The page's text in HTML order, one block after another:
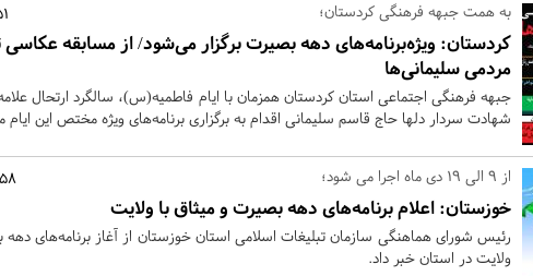
به همت جبهه فرهنگی کردستان؛
کردستان: ویژه‌برنامه‌های دهه بصیرت برگزار می‌شود/ از مسابقه عکاسی
مردمی سلیمانی‌ها
جبهه فرهنگی اجتماعی استان کردستان همزمان با ایام فاطمیه(س)، سالگرد ارتحال
شهادت سردار دلها حاج قاسم سلیمانی اقدام به برگزاری برنامه‌های ویژه مختص این ایام
09:58 از 9 الی 19 دی ماه اجرا می شود؛
خوزستان: اعلام برنامه‌های دهه بصیرت و میثاق با ولایت
رئیس شورای هماهنگی سازمان تبلیغات اسلامی استان خوزستان از آغاز برنامه‌های دهه
ولایت در استان خبر داد.